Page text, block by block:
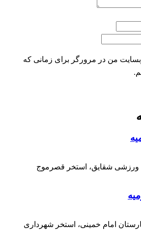
من در مرورگر برای زمانی که
ورزشی شقایق، استخر قصرموج
امام خمینی، استخر شهرداری